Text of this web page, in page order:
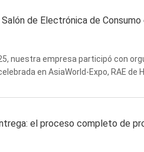
de Electrónica de
nuestra empresa participó con
en AsiaWorld-Expo, RAE de
el proceso completo de